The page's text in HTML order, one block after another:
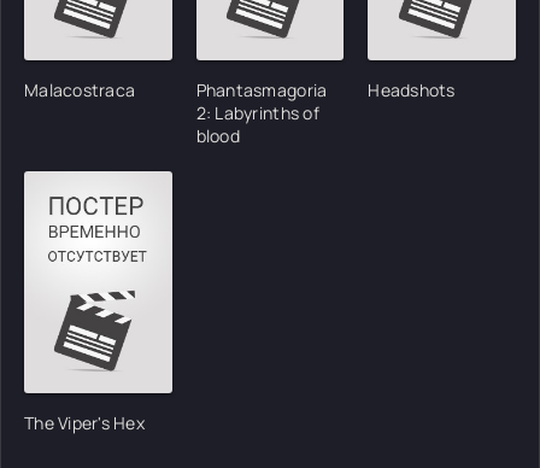
Malacostraca
Phantasmagoria
2: Labyrinths of
blood
Headshots
The Viper's Hex